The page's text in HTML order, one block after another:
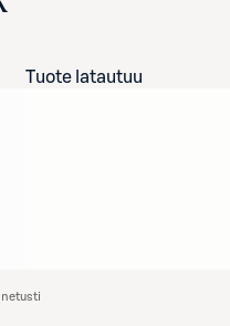
Tuote latautuu